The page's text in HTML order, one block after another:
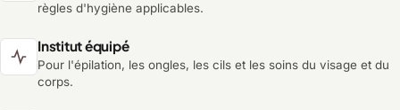
règles d'hygiène applicables.
Institut équipé
Pour l'épilation, les ongles, les cils et les soins du visage et du
corps.